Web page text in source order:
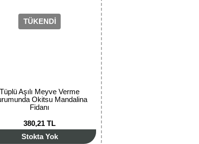
TÜKENDİ
Tüplü Aşılı Meyve Verme
Okitsu Mandalina
Fidanı
380,21 TL
Stokta Yok